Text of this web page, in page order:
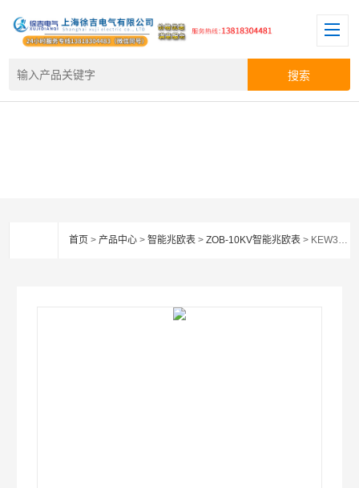
首页 >产品中心 >智能兆欧表 >ZOB-10KV智能兆欧表 > KEW3122A高压绝缘电阻测试仪 指针式兆欧表